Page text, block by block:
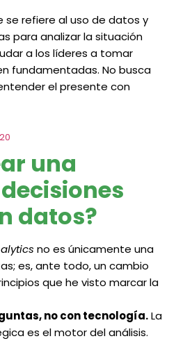
se refiere al uso de datos y
para analizar la situación
a los líderes a tomar
fundamentadas. No busca
el presente con
una
datos?
no es únicamente una
es, ante todo, un cambio
que he visto marcar la
no con tecnología.La
es el motor del análisis.